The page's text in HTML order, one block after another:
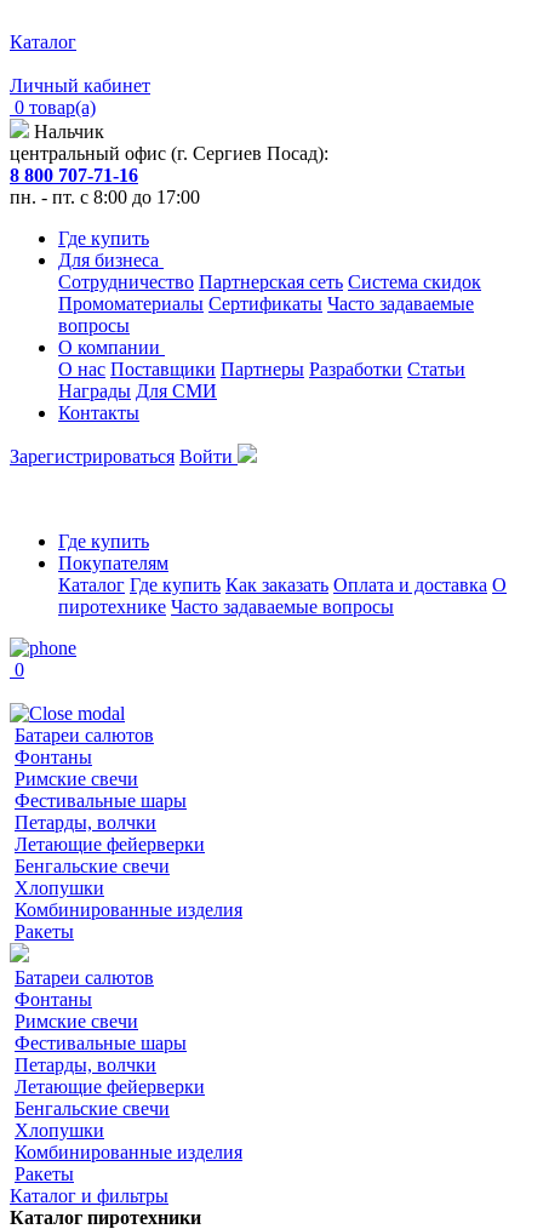
Каталог
Личный кабинет
0 товар(а)
Нальчик
центральный офис (г. Сергиев Посад):
8 800 707-71-16
пн. - пт. с 8:00 до 17:00
Где купить
Для бизнеса
Сотрудничество Партнерская сеть Система скидок
Промоматериалы Сертификаты Часто задаваемые
вопросы
О компании
О нас Поставщики Партнеры Разработки Статьи
Награды Для СМИ
Контакты
Зарегистрироваться Войти
Где купить
Покупателям
Каталог Где купить Как заказать Оплата и доставка О
пиротехнике Часто задаваемые вопросы
0
Батареи салютов
Фонтаны
Римские свечи
Фестивальные шары
Петарды, волчки
Летающие фейерверки
Бенгальские свечи
Хлопушки
Комбинированные изделия
Ракеты
Батареи салютов
Фонтаны
Римские свечи
Фестивальные шары
Петарды, волчки
Летающие фейерверки
Бенгальские свечи
Хлопушки
Комбинированные изделия
Ракеты
Каталог и фильтры
Каталог пиротехники